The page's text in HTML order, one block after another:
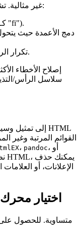
عادةً ما تكون OCR غير مثالية. تشمل المشكلات الشائعة:
(مثل أن تُقرأ الربط "ﬁ" كـ "fi").
دمج الأعمدة حيث
تكرارالذي يظهر في كل صفحة.
إصلاح الأخطاء
سلاسل الرأس/
HTML
، pandoc، أو
3. اختيار